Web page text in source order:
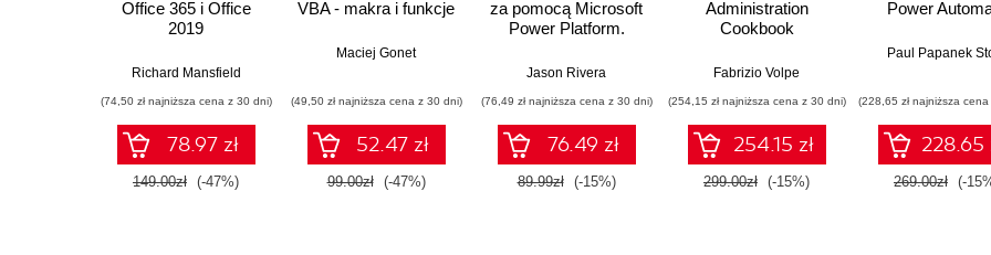
Office 365 i Office
2019
Richard Mansfield
(74,50 zł najniższa cena z 30 dni)
78.97 zł
149.00zł (-47%)
VBA - makra i funkcje
Maciej Gonet
(49,50 zł najniższa cena z 30 dni)
52.47 zł
99.00zł (-47%)
za pomocą Microsoft
Power Platform.
codziennych
przedsiębiorstwie
Jason Rivera
(76,49 zł najniższa cena z 30 dni)
76.49 zł
89.99zł (-15%)
Administration
Cookbook
Fabrizio Volpe
(254,15 zł najniższa cena z 30 dni)
254.15 zł
299.00zł (-15%)
Power
Paul Papanek
(228,65 zł najniższa
228.65
269.00zł (-